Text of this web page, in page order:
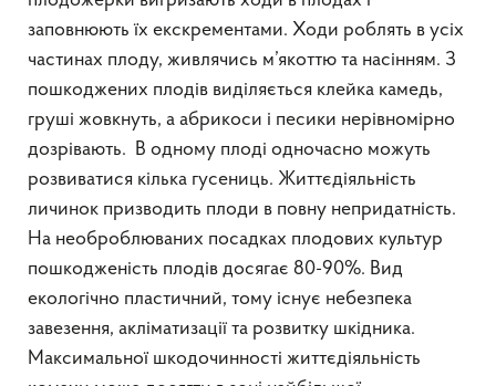
заповнюють їх екскрементами. Ходи роблять в усіх
частинах плоду, живлячись м’якоттю та насінням. З
пошкоджених плодів виділяється клейка камедь,
груші жовкнуть, а абрикоси і песики нерівномірно
дозрівають. В одному плоді одночасно можуть
розвиватися кілька гусениць. Життєдіяльність
личинок призводить плоди в повну непридатність.
На необроблюваних посадках плодових культур
пошкодженість плодів досягає 80-90%. Вид
екологічно пластичний, тому існує небезпека
завезення, акліматизації та розвитку шкідника.
Максимальної шкодочинності життєдіяльність